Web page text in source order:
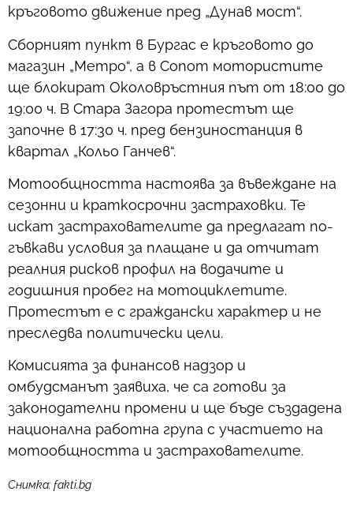
кръговото движение пред „Дунав мост“.
Сборният пункт в Бургас е кръговото до
магазин „Метро“, а в Сопот мотористите
ще блокират Околовръстния път от 18:00 до
19:00 ч. В Стара Загора протестът ще
започне в 17:30 ч. пред бензиностанция в
квартал „Кольо Ганчев“.
Мотообщността настоява за въвеждане на
сезонни и краткосрочни застраховки. Те
искат застрахователите да предлагат по-
гъвкави условия за плащане и да отчитат
реалния рисков профил на водачите и
годишния пробег на мотоциклетите.
Протестът е с граждански характер и не
преследва политически цели.
Комисията за финансов надзор и
омбудсманът заявиха, че са готови за
законодателни промени и ще бъде създадена
национална работна група с участието на
мотообщността и застрахователите.
Снимка: fakti.bg